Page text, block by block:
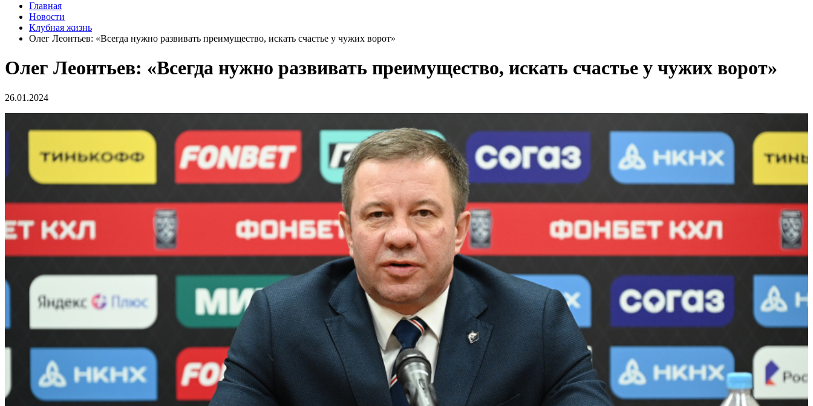
Главная
Новости
Клубная жизнь
Олег Леонтьев: «Всегда нужно развивать преимущество, искать счастье у чужих ворот»
Олег Леонтьев: «Всегда нужно развивать преимущество, искать счастье у чужих ворот»
26.01.2024